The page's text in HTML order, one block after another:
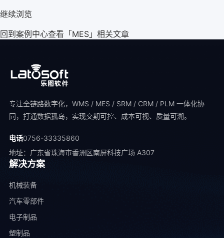
继续浏览
回到案例中心查看「 MES 」相关文章
专注全链路数字化，WMS / MES / SRM / CRM / PLM 一体化协
同，打通数据孤岛，实现交期可控、成本可视、质量可溯。
电话0756-33335860
地址：广东省珠海市香洲区南屏科技广场 A307
解决方案
机械装备
汽车零部件
电子制品
塑制品